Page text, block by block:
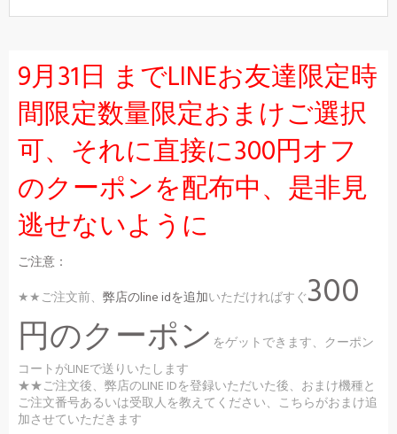
9月31日 までLINEお友達限定時
間限定数量限定おまけご選択
可、それに直接に300円オフ
のクーポンを配布中、是非見
逃せないように
ご注意：
★★ご注文前、 弊店のline idを追加いただければすぐ300
円のクーポン をゲットできます、クーポン
コートがLINEで送りいたします
★★ご注文後、弊店のLINE IDを登録いただいた後、おまけ機種と
ご注文番号あるいは受取人を教えてください、こちらがおまけ追
加させていただきます